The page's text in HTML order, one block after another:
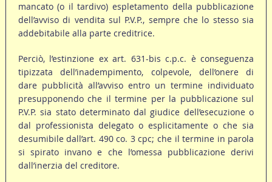
mancato (o il tardivo) espletamento della pubblicazione
dell’avviso di vendita sul P.V.P., sempre che lo stesso sia
addebitabile alla parte creditrice.
Perciò, l’estinzione ex art. 631-bis c.p.c. è conseguenza
tipizzata dell’inadempimento, colpevole, dell’onere di
dare pubblicità all’avviso entro un termine individuato
presupponendo che il termine per la pubblicazione sul
P.V.P. sia stato determinato dal giudice dell’esecuzione o
dal professionista delegato o esplicitamente o che sia
desumibile dall’art. 490 co. 3 cpc; che il termine in parola
si spirato invano e che l’omessa pubblicazione derivi
dall’inerzia del creditore.